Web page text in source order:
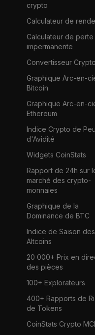
crypto
Calculateur de
Calculateur de perte
impermanente
Convertisseur Crypto
Graphique Arc-en-
Bitcoin
Graphique Arc-en-
Ethereum
Indice Crypto de
d'Avidité
Widgets CoinStats
Rapport de 24h sur
marché des crypto-
monnaies
Graphique de la
Dominance de BTC
Indice de Saison des
Altcoins
20 000+ Prix en
des pièces
100+ Explorateurs
400+ Rapports de
de Tokens
CoinStats Crypto